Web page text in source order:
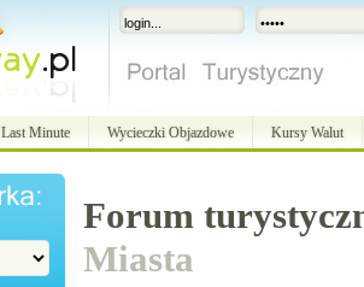
Last Minute Wycieczki Objazdowe Kursy Walut
Forum
Miasta